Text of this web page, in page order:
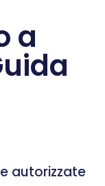
a
autorizzate